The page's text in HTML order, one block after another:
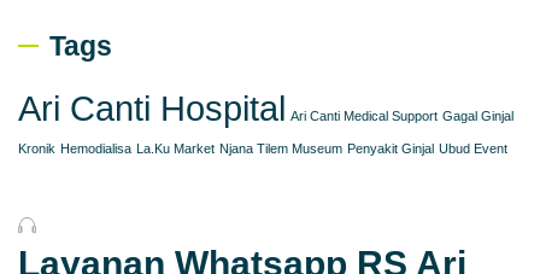
Tags
Ari Canti Hospital Ari Canti Medical Support Gagal Ginjal
Kronik Hemodialisa La.Ku Market Njana Tilem Museum Penyakit Ginjal Ubud Event
Layanan Whatsapp RS Ari